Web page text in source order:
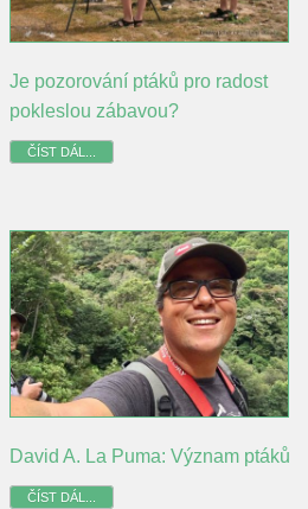
Je pozorování ptáků pro radost
pokleslou zábavou?
ČÍST DÁL...
David A. La Puma: Význam ptáků
ČÍST DÁL...